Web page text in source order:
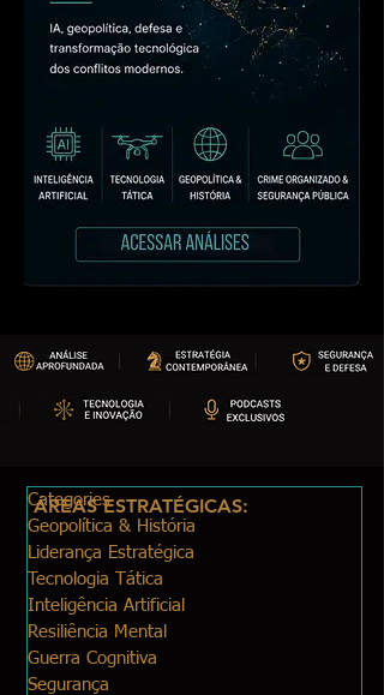
Categories
Geopolítica & História
Liderança Estratégica
Tecnologia Tática
Inteligência Artificial
Resiliência Mental
Guerra Cognitiva
Segurança
ÁREAS ESTRATÉGICAS: